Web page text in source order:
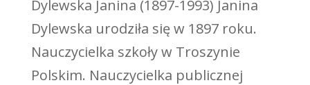
Dylewska Janina (1897-1993) Janina
Dylewska urodziła się w 1897 roku.
Nauczycielka szkoły w Troszynie
Polskim. Nauczycielka publicznej